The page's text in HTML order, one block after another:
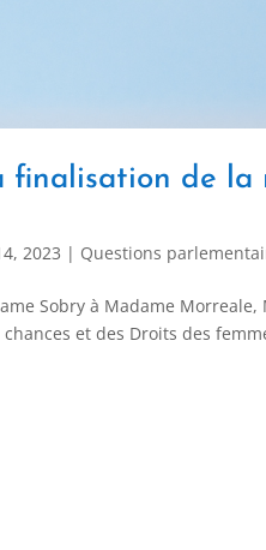
finalisation de
2023 | Questions
Sobry à Madame Morreale,
chances et des Droits des